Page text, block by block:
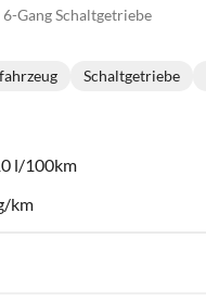
6-Gang Schaltgetriebe
Getriebe:
Schaltgetriebe
l/100km
km